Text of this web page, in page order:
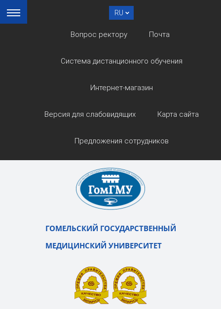
RU
Вопрос ректору Почта
Система дистанционного обучения
Интернет-магазин
Версия для слабовидящих Карта сайта
Предложения сотрудников
ГОМЕЛЬСКИЙ ГОСУДАРСТВЕННЫЙ
МЕДИЦИНСКИЙ УНИВЕРСИТЕТ